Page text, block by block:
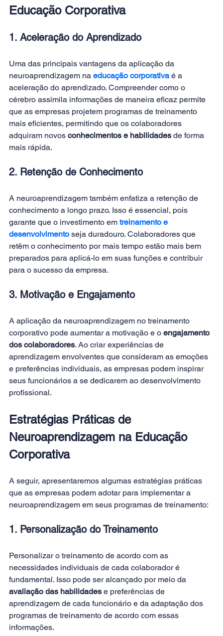
Educação Corporativa
1. Aceleração do Aprendizado
Uma das principais vantagens da aplicação da
neuroaprendizagem na educação corporativa é a
aceleração do aprendizado. Compreender como o
cérebro assimila informações de maneira eficaz permite
que as empresas projetem programas de treinamento
mais eficientes, permitindo que os colaboradores
adquiram novos conhecimentos e habilidades de forma
mais rápida.
2. Retenção de Conhecimento
A neuroaprendizagem também enfatiza a retenção de
conhecimento a longo prazo. Isso é essencial, pois
garante que o investimento em treinamento e
desenvolvimento seja duradouro. Colaboradores que
retêm o conhecimento por mais tempo estão mais bem
preparados para aplicá-lo em suas funções e contribuir
para o sucesso da empresa.
3. Motivação e Engajamento
A aplicação da neuroaprendizagem no treinamento
corporativo pode aumentar a motivação e o engajamento
dos colaboradores. Ao criar experiências de
aprendizagem envolventes que consideram as emoções
e preferências individuais, as empresas podem inspirar
seus funcionários a se dedicarem ao desenvolvimento
profissional.
Estratégias Práticas de
Neuroaprendizagem na Educação
Corporativa
A seguir, apresentaremos algumas estratégias práticas
que as empresas podem adotar para implementar a
neuroaprendizagem em seus programas de treinamento:
1. Personalização do Treinamento
Personalizar o treinamento de acordo com as
necessidades individuais de cada colaborador é
fundamental. Isso pode ser alcançado por meio da
avaliação das habilidades e preferências de
aprendizagem de cada funcionário e da adaptação dos
programas de treinamento de acordo com essas
informações.